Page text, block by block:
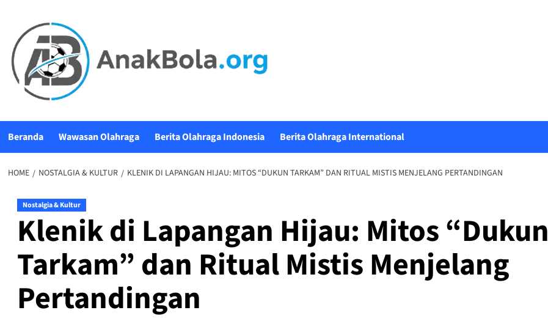
Beranda Wawasan Olahraga Berita Olahraga Indonesia Berita Olahraga International
HOME NOSTALGIA & KULTUR KLENIK DI LAPANGAN HIJAU: MITOS “DUKUN TARKAM” DAN RITUAL MISTIS MENJELANG PERTANDINGAN
Nostalgia & Kultur
Klenik di Lapangan Hijau: Mitos “Dukun
Tarkam” dan Ritual Mistis Menjelang
Pertandingan